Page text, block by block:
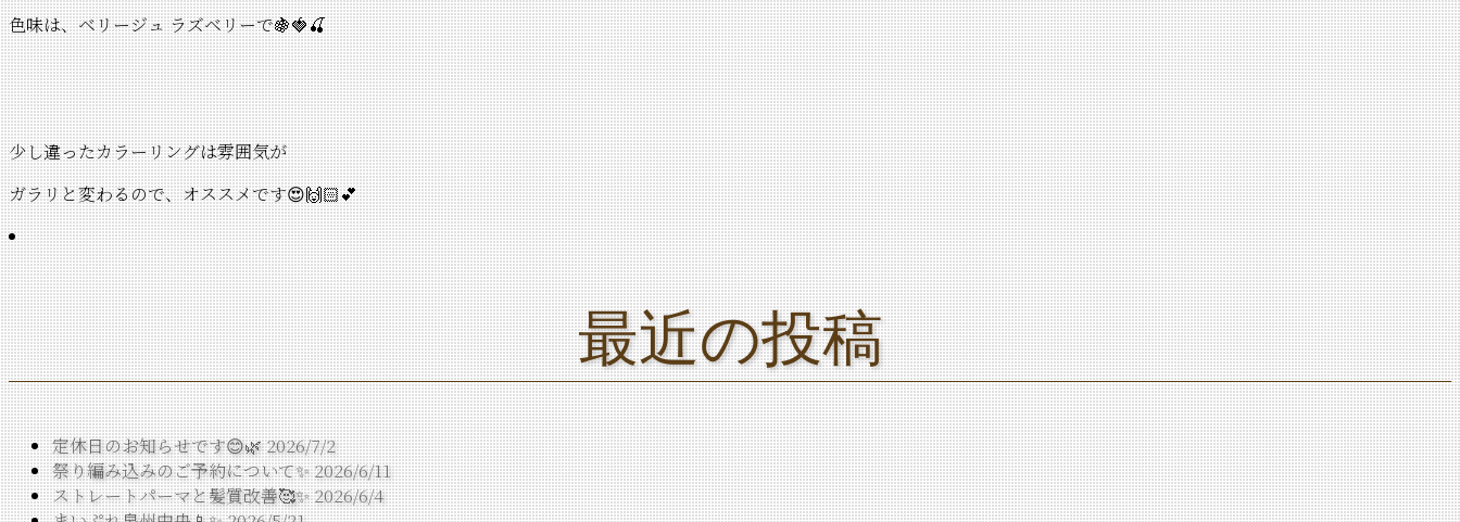
色味は、ベリージュ ラズベリーで🍇🍓🍒
少し違ったカラーリングは雰囲気が
ガラリと変わるので、オススメです😍🙌🏻💕
最近の投稿
定休日のお知らせです😊🌿 2026/7/2
祭り編み込みのご予約について✨2026/6/11
ストレートパーマと髪質改善🥰✨2026/6/4